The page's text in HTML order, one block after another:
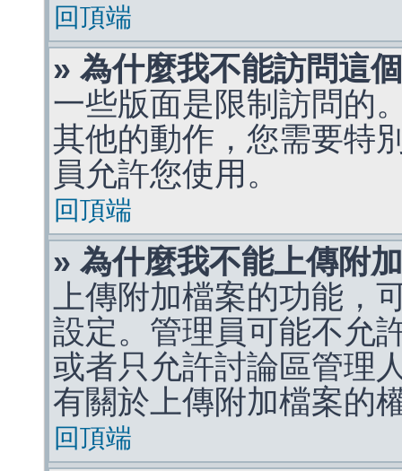
回頂端
» 為什麼我不能訪問這
一些版面是限制訪問的
其他的動作，您需要特
員允許您使用。
回頂端
» 為什麼我不能上傳附
上傳附加檔案的功能，
設定。管理員可能不允
或者只允許討論區管理
有關於上傳附加檔案的
回頂端